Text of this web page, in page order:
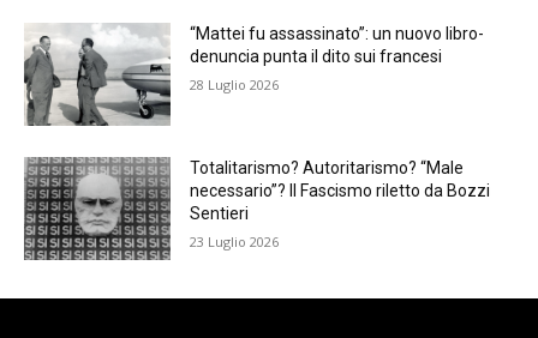
“Mattei fu assassinato”: un nuovo libro-
denuncia punta il dito sui francesi
28 Luglio 2026
Totalitarismo? Autoritarismo? “Male
necessario”? Il Fascismo riletto da Bozzi
Sentieri
23 Luglio 2026